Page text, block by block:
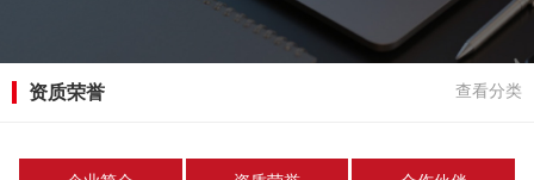
资质荣誉 查看分类